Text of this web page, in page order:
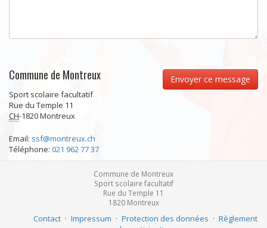
Envoyer ce message
Commune de Montreux
Sport scolaire facultatif
Rue du Temple 11
CH-1820Montreux
Email: ssf@montreux.ch
Téléphone: 021 962 77 37
Commune de Montreux
Sport scolaire facultatif
Rue du Temple 11
1820 Montreux
Contact · Impressum · Protection des données · Règlement